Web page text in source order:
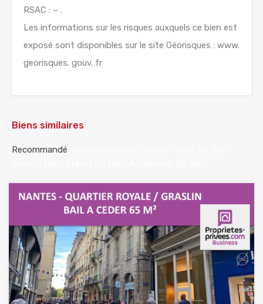
RSAC : – .
Les informations sur les risques auxquels ce bien est
exposé sont disponibles sur le site Géorisques : www.
georisques. gouv. fr
Biens similaires
Recommandé